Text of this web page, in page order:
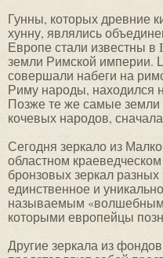
Гунны, которых древние
хунну, являлись
Европе стали известны в
земли Римской империи.
совершали набеги на
Риму народы, находился
Позже те же самые земли
кочевых народов,
Сегодня зеркало из
областном
бронзовых зеркал
единственное и
называемым «волшебным
которыми европейцы
Другие зеркала из